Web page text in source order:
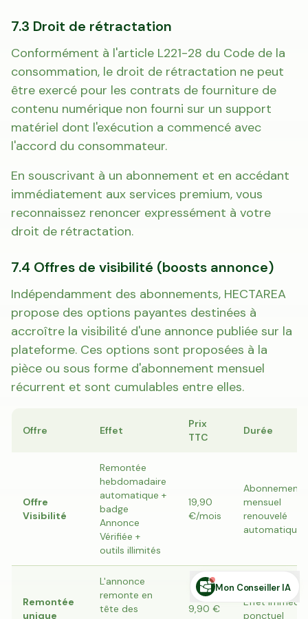
7.3 Droit de rétractation
Conformément à l'article L221-28 du Code de la
consommation, le droit de rétractation ne peut
être exercé pour les contrats de fourniture de
contenu numérique non fourni sur un support
matériel dont l'exécution a commencé avec
l'accord du consommateur.
En souscrivant à un abonnement et en accédant
immédiatement aux services premium, vous
reconnaissez renoncer expressément à votre
droit de rétractation.
7.4 Offres de visibilité (boosts annonce)
Indépendamment des abonnements, HECTAREA
propose des options payantes destinées à
accroître la visibilité d'une annonce publiée sur la
plateforme. Ces options sont proposées à la
pièce ou sous forme d'abonnement mensuel
récurrent et sont cumulables entre elles.
Offre Effet
Prix
TTC
Durée
Offre
Visibilité
Remontée
hebdomadaire
automatique +
badge
Annonce
Vérifiée +
outils illimités
19,90
€/mois
Abonnement
mensuel
renouvelé
Remontée
unique
L'annonce
remonte en
tête des
9,90 €
Effet
ponctuel
Estimer ma terre Estimer une forêt Comparer des zones
Posez votre question sur le foncier...
Mon Conseiller IA